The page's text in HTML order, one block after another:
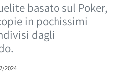
basato sul Poker,
in pochissimi
dagli
2024